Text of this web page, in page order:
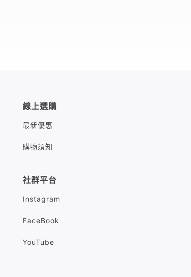
線上選購
最新優惠
購物須知
社群平台
Instagram
FaceBook
YouTube